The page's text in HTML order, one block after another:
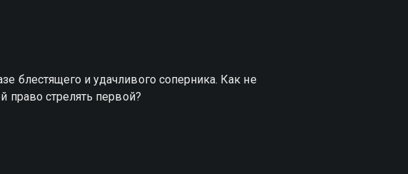
блестящего и удачливого соперника. Как не
право стрелять первой?